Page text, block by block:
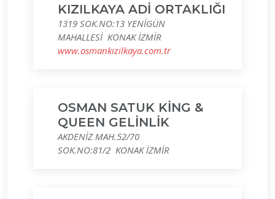
KIZILKAYA ADİ ORTAKLIĞI
1319 SOK.NO:13 YENİGÜN
MAHALLESİ KONAK İZMİR
www.osmankizilkaya.com.tr
OSMAN SATUK KİNG &
QUEEN GELİNLİK
AKDENİZ MAH.52/70
SOK.NO:81/2 KONAK İZMİR